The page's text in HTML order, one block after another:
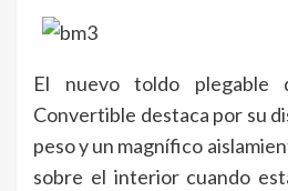
El nuevo toldo
Convertible destaca por su
peso y un magnífico
sobre el interior cuando